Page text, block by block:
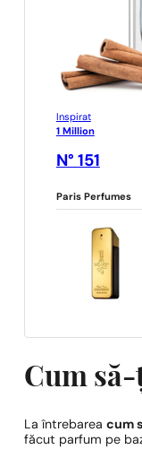
Inspirat
1 Million
N° 151
Paris Perfumes
Cum
La întrebareacum
făcut parfum pe